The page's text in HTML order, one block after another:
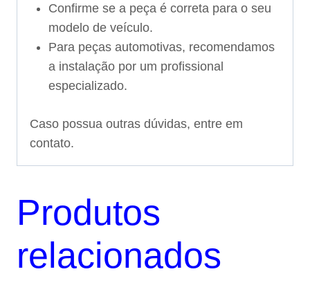
Confirme se a peça é correta para o seu
modelo de veículo.
Para peças automotivas, recomendamos
a instalação por um profissional
especializado.
Caso possua outras dúvidas, entre em
contato.
Produtos
relacionados